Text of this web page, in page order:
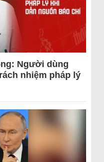
Người dùng
nhiệm pháp lý